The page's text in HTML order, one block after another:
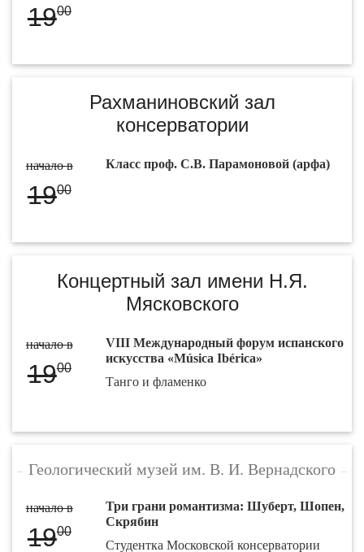
1900
Рахманиновский зал
консерватории
начало в
1900
Класс проф. С.В. Парамоновой (арфа)
Концертный зал имени Н.Я.
Мясковского
начало в
1900
VIII Международный форум испанского
искусства «Música Ibérica»
Танго и фламенко
Геологический музей им. В. И. Вернадского
начало в
1900
Три грани романтизма: Шуберт, Шопен,
Скрябин
Студентка Московской консерватории